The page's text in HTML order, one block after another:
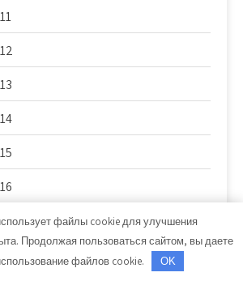
файлы cookie для улучшения
Продолжая пользоваться сайтом, вы даете
файлов cookie.
OK